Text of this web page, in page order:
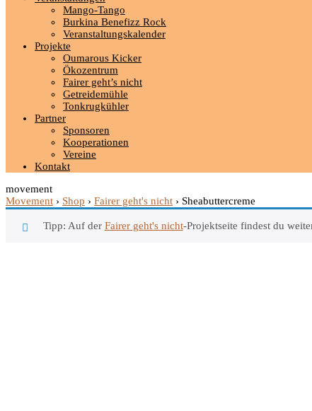
Mango-Tango
Burkina Benefizz Rock
Veranstaltungskalender
Projekte
Oumarous Kicker
Ökozentrum
Fairer geht’s nicht
Getreidemühle
Tonkrugkühler
Partner
Sponsoren
Kooperationen
Vereine
Kontakt
movement
Movement › Shop › Fairer geht's nicht › Sheabuttercreme
Tipp: Auf der Fairer geht's nicht-Projektseite findest du